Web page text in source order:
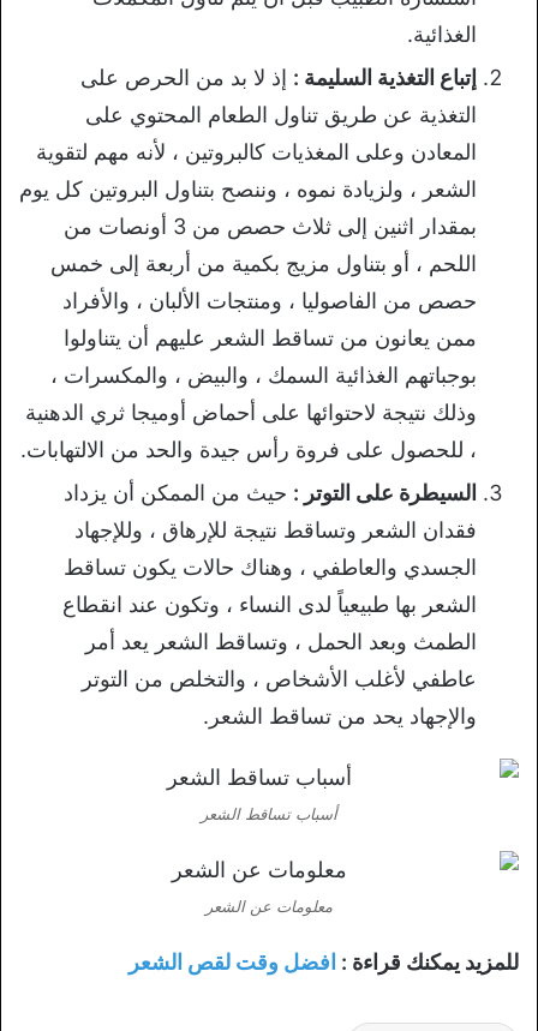
الغذائية.
إتباع التغذية السليمة : إذ لا بد من الحرص على
التغذية عن طريق تناول الطعام المحتوي على
المعادن وعلى المغذيات كالبروتين ، لأنه مهم لتقوية
الشعر ، ولزيادة نموه ، وننصح بتناول البروتين كل يوم
بمقدار اثنين إلى ثلاث حصص من 3 أونصات من
اللحم ، أو بتناول مزيج بكمية من أربعة إلى خمس
حصص من الفاصوليا ، ومنتجات الألبان ، والأفراد
ممن يعانون من تساقط الشعر عليهم أن يتناولوا
بوجباتهم الغذائية السمك ، والبيض ، والمكسرات ،
وذلك نتيجة لاحتوائها على أحماض أوميجا ثري الدهنية
، للحصول على فروة رأس جيدة والحد من الالتهابات.
السيطرة على التوتر : حيث من الممكن أن يزداد
فقدان الشعر وتساقط نتيجة للإرهاق ، وللإجهاد
الجسدي والعاطفي ، وهناك حالات يكون تساقط
الشعر بها طبيعياً لدى النساء ، وتكون عند انقطاع
الطمث وبعد الحمل ، وتساقط الشعر يعد أمر
عاطفي لأغلب الأشخاص ، والتخلص من التوتر
والإجهاد يحد من تساقط الشعر.
أسباب تساقط الشعر
معلومات عن الشعر
للمزيد يمكنك قراءة : افضل وقت لقص الشعر